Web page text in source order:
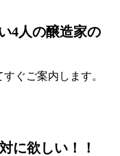
4人の醸造家の
ぐご案内します。
に欲しい！！